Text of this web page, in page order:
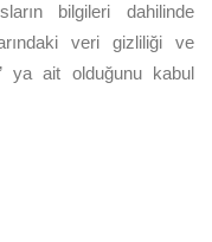
bilgileri dahilinde
veri gizliliği ve
ya ait olduğunu kabul